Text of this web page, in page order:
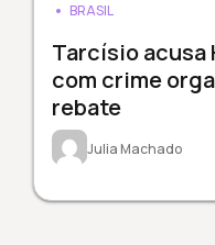
BRASIL
Tarcísio acusa
com crime
rebate
Julia Machado